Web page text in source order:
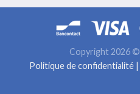
Copyright 2026 ©
Politique de confidentialité |